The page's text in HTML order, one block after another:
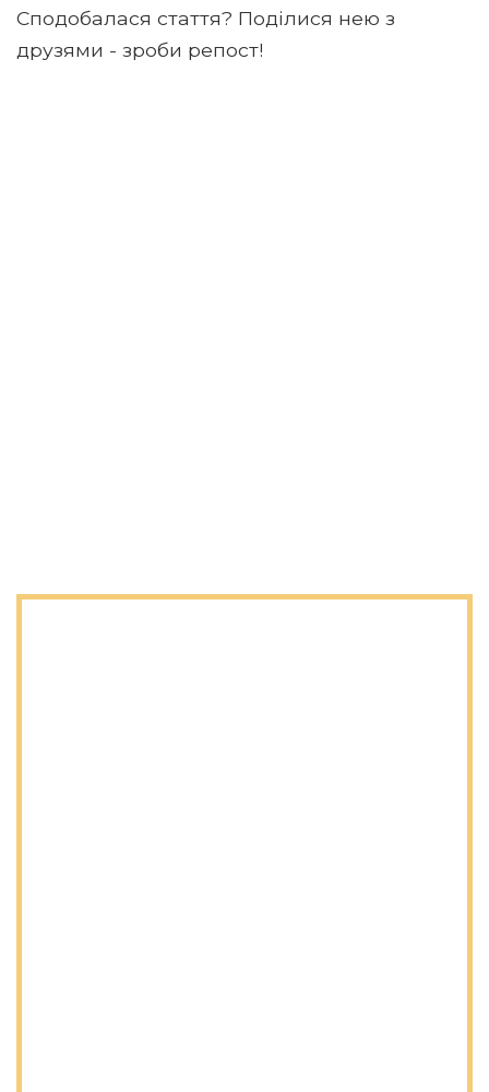
Сподобалася стаття? Поділися нею з
друзями - зроби репост!